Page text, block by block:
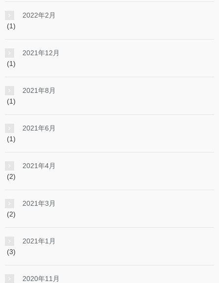
2022年2月
(1)
2021年12月
(1)
2021年8月
(1)
2021年6月
(1)
2021年4月
(2)
2021年3月
(2)
2021年1月
(3)
2020年11月